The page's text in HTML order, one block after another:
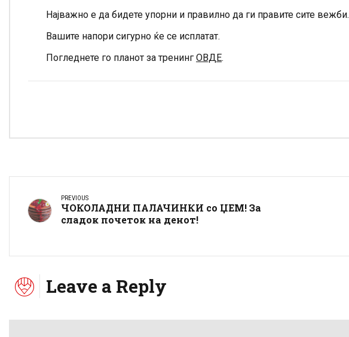
Најважно е да бидете упорни и правилно да ги правите сите вежби.
Вашите напори сигурно ќе се исплатат.
Погледнете го планот за тренинг ОВДЕ.
PREVIOUS
ЧОКОЛАДНИ ПАЛАЧИНКИ со ЏЕМ! За
сладок почеток на денот!
Leave a Reply